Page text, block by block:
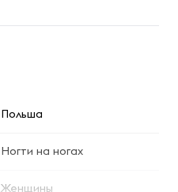
Польша
Ногти на ногах
Женщины